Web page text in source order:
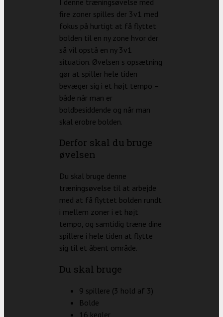
fire zoner spilles der 3v1 med
fokus på hurtigt at få flyttet
bolden til en ny zone hvor der
så vil opstå en ny 3v1
situation. Øvelsen s opsætning
gør at spiller hele tiden
bevæger sig i et højt tempo –
både når man er
boldbesiddende og når man
skal erobre bolden.
Derfor skal du bruge
øvelsen
Du skal bruge denne
træningsøvelse til at arbejde
med at få flyttet bolden rundt
i mellem zoner i et højt
tempo, og samtidig træne dine
spillere i hele tiden at flytte
sig til et åbent område.
Du skal bruge
9 spillere (3 hold af 3)
Bolde
16 kegler